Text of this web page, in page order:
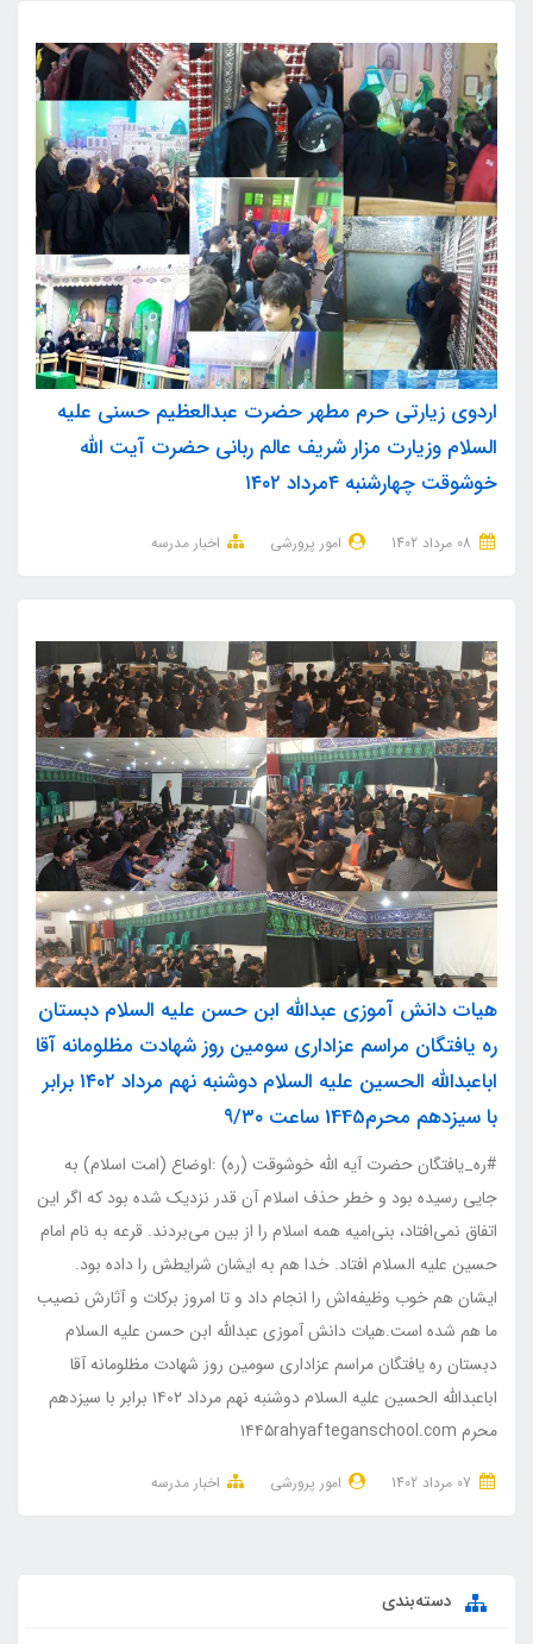
اردوی زیارتی حرم مطهر حضرت عبدالعظیم حسنی علیه
السلام وزیارت مزار شریف عالم ربانی حضرت آیت الله
خوشوقت چهارشنبه ۴مرداد ۱۴۰۲
امور پرورشی اخبار مدرسه
هیات دانش آموزی عبدالله ابن حسن علیه السلام دبستان
ره یافتگان مراسم عزاداری سومین روز شهادت مظلومانه آقا
اباعبدالله الحسین علیه السلام دوشنبه نهم مرداد ۱۴۰۲ برابر
با سیزدهم محرم1445 ساعت ۹/۳۰
#ره_یافتگان حضرت آیه الله خوشوقت (ره) :اوضاع (امت اسلام) به
جایی رسیده بود و خطر حذف اسلام آن قدر نزدیک شده بود که اگر این
اتفاق نمی‌افتاد، بنی‌امیه همه اسلام را از بین می‌بردند. قرعه به نام امام
حسین علیه السلام افتاد. خدا هم به ایشان شرایطش را داده بود.
ایشان هم خوب وظیفه‌اش را انجام داد و تا امروز برکات و آثارش نصیب
ما هم شده است.هیات دانش آموزی عبدالله ابن حسن علیه السلام
دبستان ره یافتگان مراسم عزاداری سومین روز شهادت مظلومانه آقا
اباعبدالله الحسین علیه السلام دوشنبه نهم مرداد ۱۴۰۲ برابر با سیزدهم
محرم ۱۴۴۵rahyafteganschool.com
امور پرورشی اخبار مدرسه
دسته‌بندی